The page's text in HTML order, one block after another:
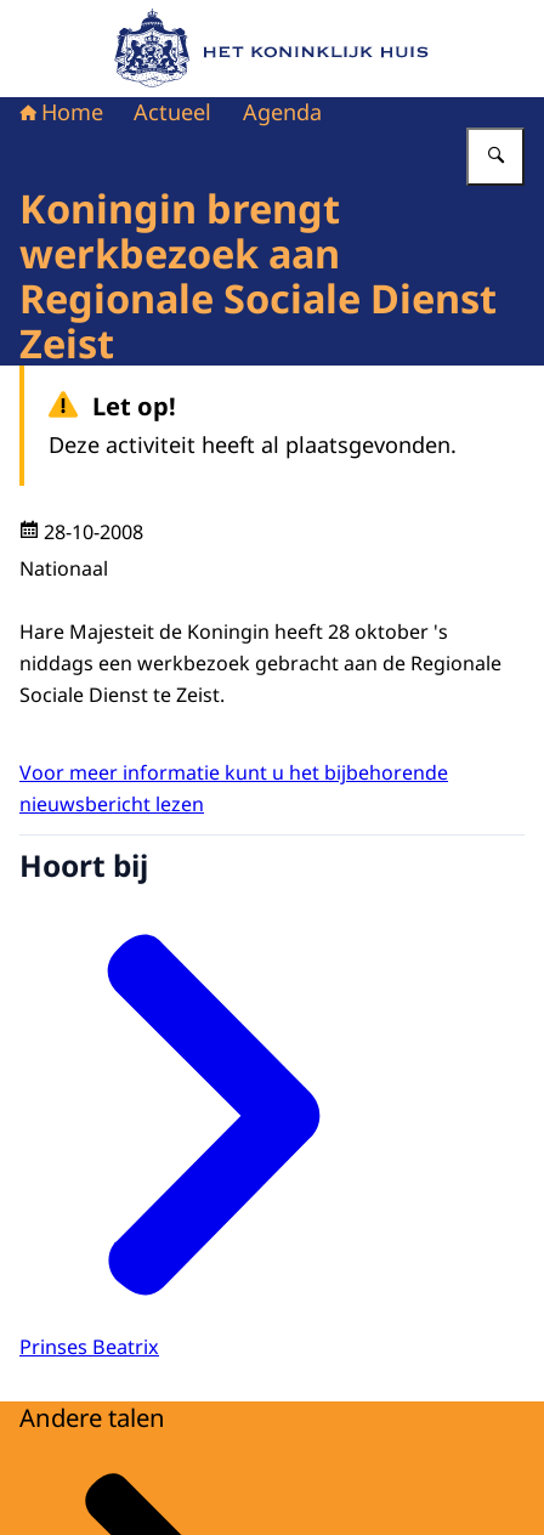
Naar de homepage van Het Koninklijk Huis
Home Actueel Agenda
Koningin brengt
werkbezoek aan
Regionale Sociale Dienst
Zeist
Let op!
Deze activiteit heeft al plaatsgevonden.
28-10-2008
Nationaal
Hare Majesteit de Koningin heeft 28 oktober 's
niddags een werkbezoek gebracht aan de Regionale
Sociale Dienst te Zeist.
Voor meer informatie kunt u het bijbehorende
nieuwsbericht lezen
Hoort bij
Prinses Beatrix
Andere talen